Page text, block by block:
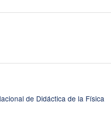
de Didáctica de la Física